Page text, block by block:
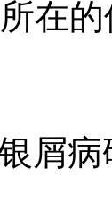
在
屑病